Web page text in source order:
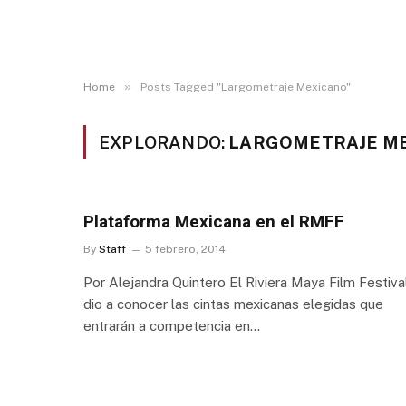
Home » Posts Tagged "Largometraje Mexicano"
EXPLORANDO: LARGOMETRAJE
Plataforma Mexicana en el RMFF
By Staff 5 febrero, 2014
Por Alejandra Quintero El Riviera Maya Film
dio a conocer las cintas mexicanas elegidas que
entrarán a competencia en…